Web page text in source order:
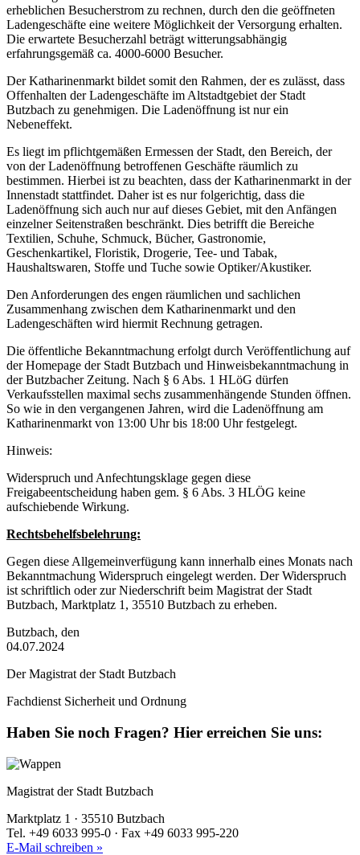
erheblichen Besucherstrom zu rechnen, durch den die geöffneten
Ladengeschäfte eine weitere Möglichkeit der Versorgung erhalten.
Die erwartete Besucherzahl beträgt witterungsabhängig
erfahrungsgemäß ca. 4000-6000 Besucher.
Der Katharinenmarkt bildet somit den Rahmen, der es zulässt, dass
Offenhalten der Ladengeschäfte im Altstadtgebiet der Stadt
Butzbach zu genehmigen. Die Ladenöffnung ist nur ein
Nebeneffekt.
Es liegt im pflichtgemäßen Ermessen der Stadt, den Bereich, der
von der Ladenöffnung betroffenen Geschäfte räumlich zu
bestimmen. Hierbei ist zu beachten, dass der Katharinenmarkt in der
Innenstadt stattfindet. Daher ist es nur folgerichtig, dass die
Ladenöffnung sich auch nur auf dieses Gebiet, mit den Anfängen
einzelner Seitenstraßen beschränkt. Dies betrifft die Bereiche
Textilien, Schuhe, Schmuck, Bücher, Gastronomie,
Geschenkartikel, Floristik, Drogerie, Tee- und Tabak,
Haushaltswaren, Stoffe und Tuche sowie Optiker/Akustiker.
Den Anforderungen des engen räumlichen und sachlichen
Zusammenhang zwischen dem Katharinenmarkt und den
Ladengeschäften wird hiermit Rechnung getragen.
Die öffentliche Bekanntmachung erfolgt durch Veröffentlichung auf
der Homepage der Stadt Butzbach und Hinweisbekanntmachung in
der Butzbacher Zeitung. Nach § 6 Abs. 1 HLöG dürfen
Verkaufsstellen maximal sechs zusammenhängende Stunden öffnen.
So wie in den vergangenen Jahren, wird die Ladenöffnung am
Katharinenmarkt von 13:00 Uhr bis 18:00 Uhr festgelegt.
Hinweis:
Widerspruch und Anfechtungsklage gegen diese
Freigabeentscheidung haben gem. § 6 Abs. 3 HLÖG keine
aufschiebende Wirkung.
Rechtsbehelfsbelehrung:
Gegen diese Allgemeinverfügung kann innerhalb eines Monats nach
Bekanntmachung Widerspruch eingelegt werden. Der Widerspruch
ist schriftlich oder zur Niederschrift beim Magistrat der Stadt
Butzbach, Marktplatz 1, 35510 Butzbach zu erheben.
Butzbach, den
04.07.2024
Der Magistrat der Stadt Butzbach
Fachdienst Sicherheit und Ordnung
Haben Sie noch Fragen? Hier erreichen Sie uns:
Magistrat der Stadt Butzbach
Marktplatz 1 · 35510 Butzbach
Tel. +49 6033 995-0 · Fax +49 6033 995-220
E-Mail schreiben »